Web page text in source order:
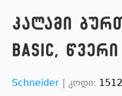
კალამი
Basic, წვერი
Schneider | კოდი: